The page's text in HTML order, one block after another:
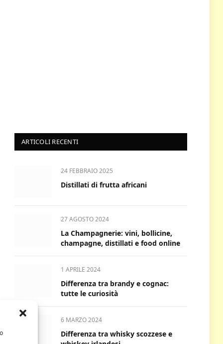
ARTICOLI RECENTI
24 FEBBRAIO 2025
Distillati di frutta africani
27 AGOSTO 2024
La Champagnerie: vini, bollicine,
champagne, distillati e food online
1 APRILE 2024
Differenza tra brandy e cognac:
tutte le curiosità
6 MARZO 2024
Differenza tra whisky scozzese e